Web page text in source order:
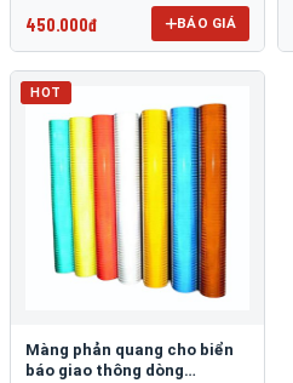
450.000đ BÁO GIÁ
HOT
Màng phản quang cho biển
báo giao thông dòng